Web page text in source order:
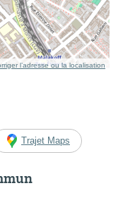
l’adresse ou la localisation
Trajet Maps